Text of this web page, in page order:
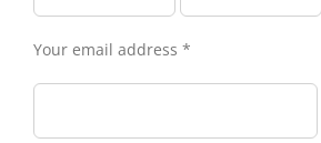
Your email address *